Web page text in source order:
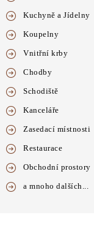
Kuchyně a Jídelny
Koupelny
Vnitřní krby
Chodby
Schodiště
Kanceláře
Zasedací místnosti
Restaurace
Obchodní prostory
a mnoho dalších...